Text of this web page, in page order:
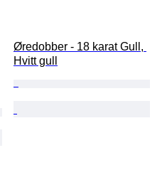
Øredobber - 18 karat Gull,
Hvitt gull